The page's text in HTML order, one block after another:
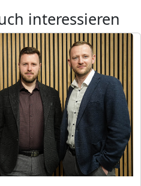
interessieren